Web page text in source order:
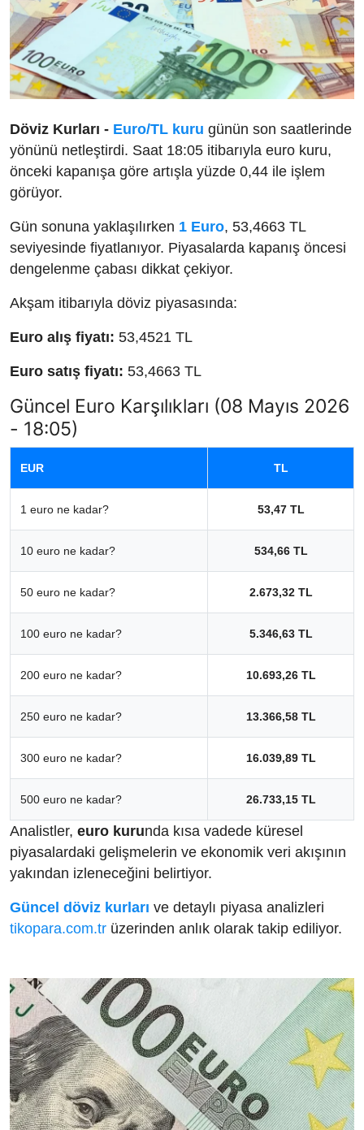
Döviz Kurları - Euro/TL kuru günün son saatlerinde
yönünü netleştirdi. Saat 18:05 itibarıyla euro kuru,
önceki kapanışa göre artışla yüzde 0,44 ile işlem
görüyor.
Gün sonuna yaklaşılırken 1 Euro, 53,4663 TL
seviyesinde fiyatlanıyor. Piyasalarda kapanış öncesi
dengelenme çabası dikkat çekiyor.
Akşam itibarıyla döviz piyasasında:
Euro alış fiyatı: 53,4521 TL
Euro satış fiyatı: 53,4663 TL
Güncel Euro Karşılıkları (08 Mayıs 2026
- 18:05)
EUR TL
1 euro ne kadar? 53,47 TL
10 euro ne kadar? 534,66 TL
50 euro ne kadar? 2.673,32 TL
100 euro ne kadar? 5.346,63 TL
200 euro ne kadar? 10.693,26 TL
250 euro ne kadar? 13.366,58 TL
300 euro ne kadar? 16.039,89 TL
500 euro ne kadar? 26.733,15 TL
Analistler, euro kurunda kısa vadede küresel
piyasalardaki gelişmelerin ve ekonomik veri akışının
yakından izleneceğini belirtiyor.
Güncel döviz kurları ve detaylı piyasa analizleri
tikopara.com.tr üzerinden anlık olarak takip ediliyor.